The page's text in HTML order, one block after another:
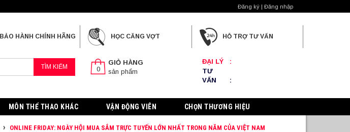
Đăng ký | Đăng nhập
BẢO HÀNH CHÍNH HÃNG HỌC CĂNG VỢT HỖ TRỢ TƯ VẤN
TÌM KIẾM 0
GIỎ HÀNG
sản phẩm
ĐẠI LÝ
:
TƯ
VẤN
:
MÔN THỂ THAO KHÁC VẬN ĐỘNG VIÊN CHỌN THƯƠNG HIỆU
ONLINE FRIDAY: NGÀY HỘI MUA SẮM TRỰC TUYẾN LỚN NHẤT TRONG NĂM CỦA VIỆT NAM